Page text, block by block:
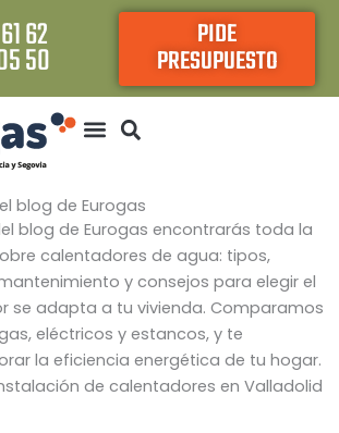
62
50
PIDE
PRESUPUESTO
blog de Eurogas
blog de Eurogas encontrarás toda la
calentadores de agua: tipos,
y consejos para elegir el
se adapta a tu vivienda. Comparamos
eléctricos y estancos, y te
la eficiencia energética de tu hogar.
de calentadores en Valladolid